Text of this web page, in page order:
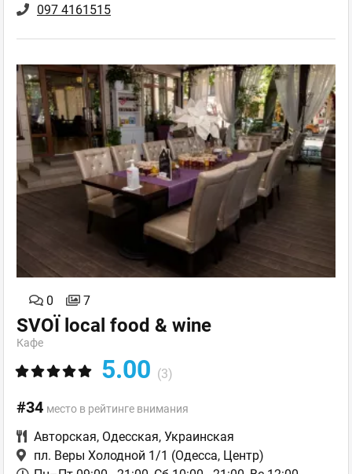
097 4161515
0 7
SVOЇ local food & wine
Кафе
5.00 (3)
#34 место в рейтинге внимания
Авторская, Одесская, Украинская
пл. Веры Холодной 1/1 (Одесса, Центр)